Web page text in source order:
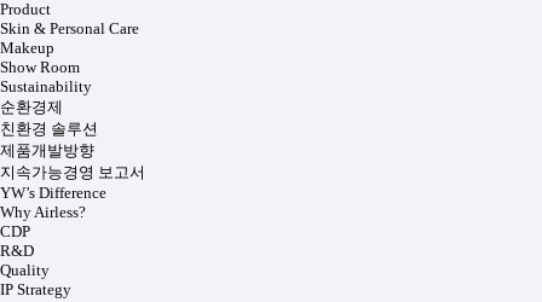
Product
Skin & Personal Care
Makeup
Show Room
Sustainability
순환경제
친환경 솔루션
제품개발방향
지속가능경영 보고서
YW’s Difference
Why Airless?
CDP
R&D
Quality
IP Strategy